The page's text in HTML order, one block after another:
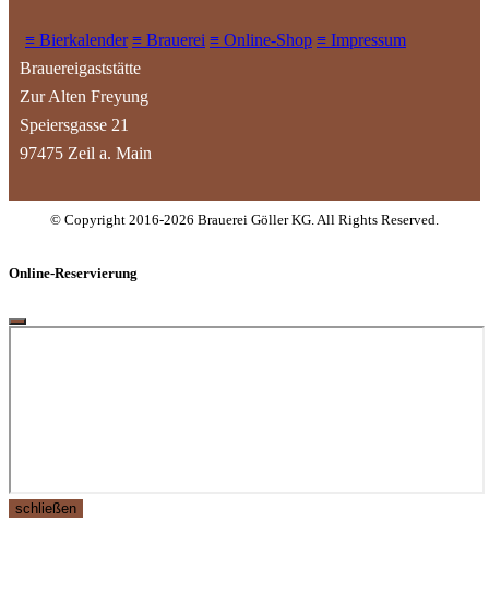
≡ Bierkalender ≡ Brauerei ≡ Online-Shop ≡ Impressum
Brauereigaststätte
Zur Alten Freyung
Speiersgasse 21
97475 Zeil a. Main
© Copyright 2016-2026 Brauerei Göller KG. All Rights Reserved.
Online-Reservierung
schließen